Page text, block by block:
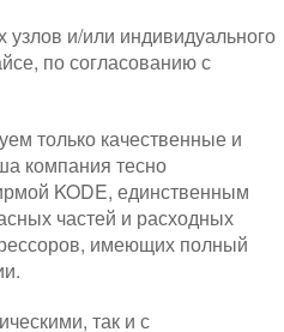
и/или индивидуального
по согласованию с
только качественные и
компания тесно
KODE, единственным
частей и расходных
имеющих полный
так и с